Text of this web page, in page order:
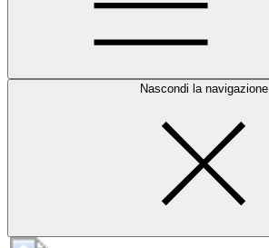
Nascondi la navigazione